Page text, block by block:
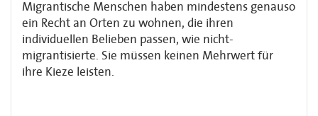
Migrantische Menschen haben mindestens genauso
ein Recht an Orten zu wohnen, die ihren
individuellen Belieben passen, wie nicht-
migrantisierte. Sie müssen keinen Mehrwert für
ihre Kieze leisten.